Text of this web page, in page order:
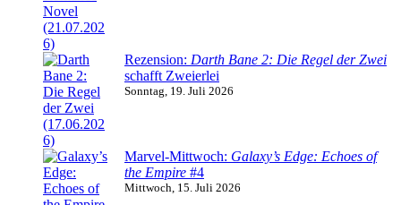
Rezension: Darth Bane 2: Die Regel der Zwei
schafft Zweierlei
Sonntag, 19. Juli 2026
Marvel-Mittwoch: Galaxy’s Edge: Echoes of
the Empire #4
Mittwoch, 15. Juli 2026